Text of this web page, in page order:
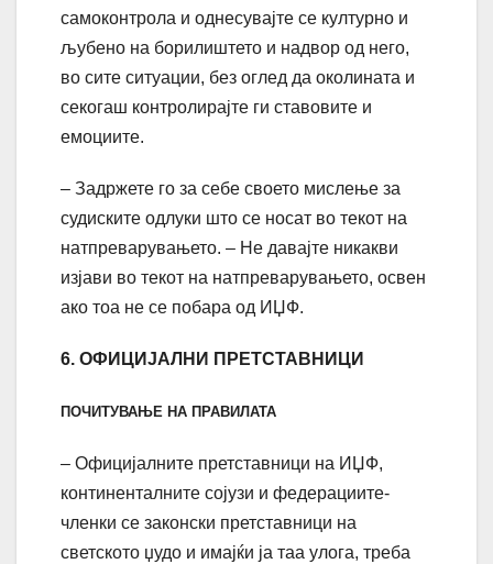
самоконтрола и однесувајте се културно и
љубено на борилиштето и надвор од него,
во сите ситуации, без оглед да околината и
секогаш контролирајте ги ставовите и
емоциите.
– Задржете го за себе своето мислење за
судиските одлуки што се носат во текот на
натпреварувањето. – Не давајте никакви
изјави во текот на натпреварувањето, освен
ако тоа не се побара од ИЏФ.
6. ОФИЦИЈАЛНИ ПРЕТСТАВНИЦИ
ПОЧИТУВАЊЕ НА ПРАВИЛАТА
– Официјалните претставници на ИЏФ,
континенталните сојузи и федерациите-
членки се законски претставници на
светското џудо и имајќи ја таа улога, треба